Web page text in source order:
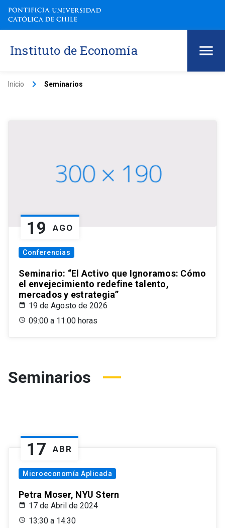
Instituto de Economía
Inicio keyboard_arrow_right Seminarios
19 AGO
Conferencias
Seminario: “El Activo que Ignoramos: Cómo
el envejecimiento redefine talento,
mercados y estrategia”
19 de Agosto de 2026
09:00 a 11:00 horas
Seminarios
17 ABR
Microeconomía Aplicada
Petra Moser, NYU Stern
17 de Abril de 2024
13:30 a 14:30